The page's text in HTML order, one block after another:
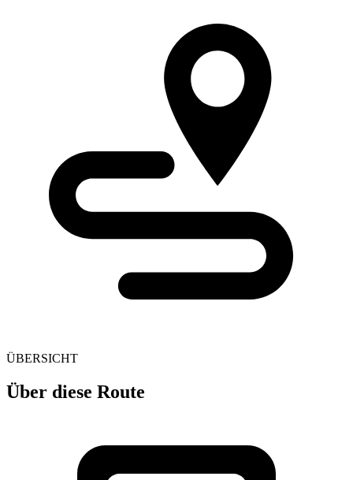
ÜBERSICHT
Über diese Route